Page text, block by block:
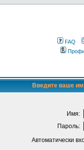
FAQ
Введите ваше
Имя:
Пароль:
Автоматически